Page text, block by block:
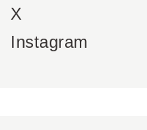
X
Instagram